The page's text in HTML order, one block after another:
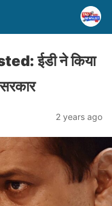
ईडी ने किया
2 years ago